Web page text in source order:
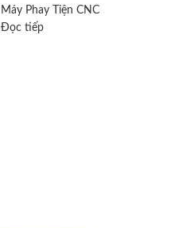
Máy Phay Tiện CNC
Đọc tiếp